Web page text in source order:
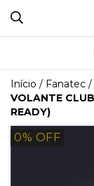
Início / Fanatec /
VOLANTE
READY)
0% OFF